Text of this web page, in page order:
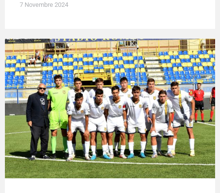
7 Novembre 2024